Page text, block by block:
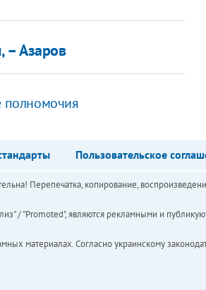
– Азаров
полномочия
Пользовательское
Перепечатка, копирование,
/ "Promoted", являются рекламными и
материалах. Согласно украинскому